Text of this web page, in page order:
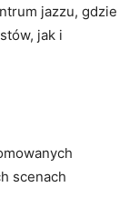
jazzu, gdzie
jak i
scenach